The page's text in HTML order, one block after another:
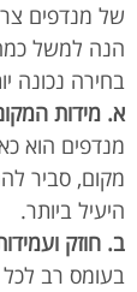
של מנדפים
הנה למשל כמה
בחירה נכונה
א. מידות
מנדפים הוא
מקום, סביר
היעיל ביותר.
ב. חוזק
בעומס רב